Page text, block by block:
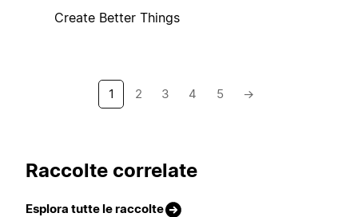
Create Better Things
1 2 3 4 5 →
Raccolte correlate
Esplora tutte le raccolte